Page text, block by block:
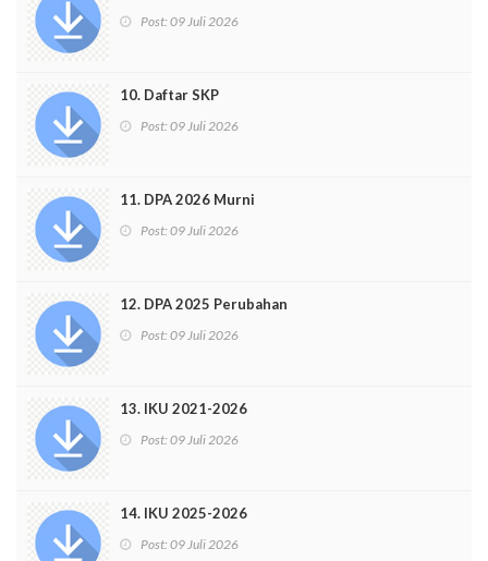
Post:09 Juli 2026
10. Daftar SKP
Post:09 Juli 2026
11. DPA 2026 Murni
Post:09 Juli 2026
12. DPA 2025 Perubahan
Post:09 Juli 2026
13. IKU 2021-2026
Post:09 Juli 2026
14. IKU 2025-2026
Post:09 Juli 2026